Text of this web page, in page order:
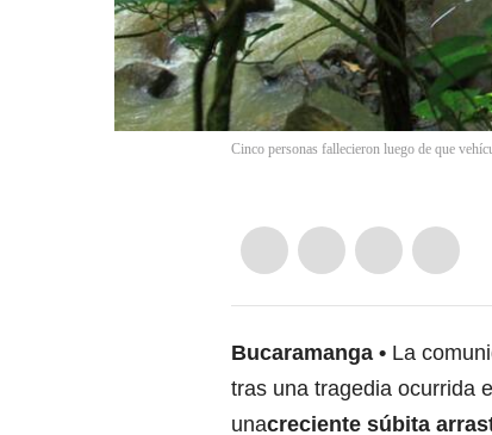
Cinco personas fallecieron luego de que
Bucaramanga
La
tras una tragedia ocurrida
unacreciente súbita